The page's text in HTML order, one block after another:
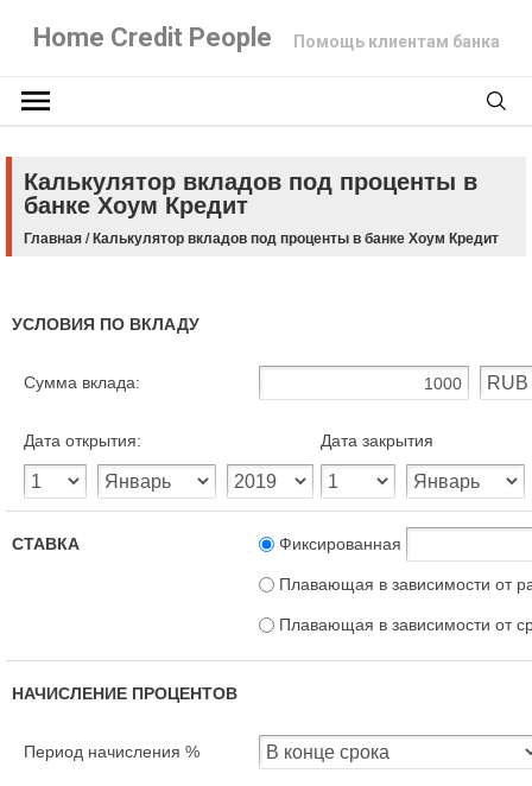
Home Credit People Помощь клиентам банка
Калькулятор вкладов под проценты в
банке Хоум Кредит
Главная/Калькулятор вкладов под проценты в банке Хоум Кредит
УСЛОВИЯ ПО ВКЛАДУ
Сумма вклада:
Дата открытия: Дата закрытия
СТАВКА Фиксированная
Плавающая в зависимости от
Плавающая в зависимости от
НАЧИСЛЕНИЕ ПРОЦЕНТОВ
Период начисления %